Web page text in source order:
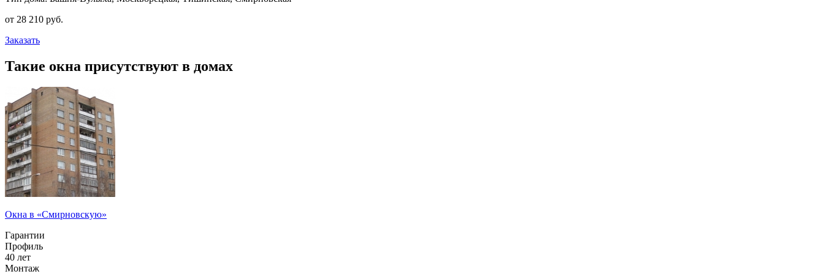
от 28 210 pуб.
Заказать
Такие окна присутствуют в домах
Окна в «Смирновскую»
Гарантии
Профиль
40 лет
Монтаж